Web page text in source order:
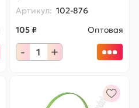
Артикул: 102-876
105 ₽
Оптовая
- +